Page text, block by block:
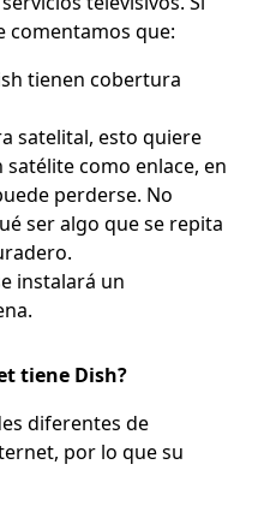
comentamos que:
tienen cobertura
satelital, esto quiere
como enlace, en
perderse. No
ser algo que se repita
instalará un
.
tiene Dish?
diferentes de
por lo que su